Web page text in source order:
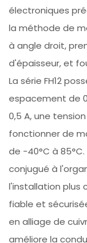
électroniques
la méthode de
à angle droit,
d'épaisseur, et
La série FH12
espacement de
0,5 A, une
fonctionner de
de -40°C à
conjugué à
l'installation plus
fiable et
en alliage de
améliore la